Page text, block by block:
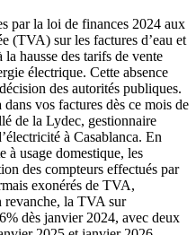
par la loi de finances 2024 aux
(TVA) sur les factures d’eau et
la hausse des tarifs de vente
électrique. Cette absence
des autorités publiques.
vos factures dès ce mois de
de la Lydec, gestionnaire
à Casablanca. En
à usage domestique, les
des compteurs effectués par
exonérés de TVA,
revanche, la TVA sur
dès janvier 2024, avec deux